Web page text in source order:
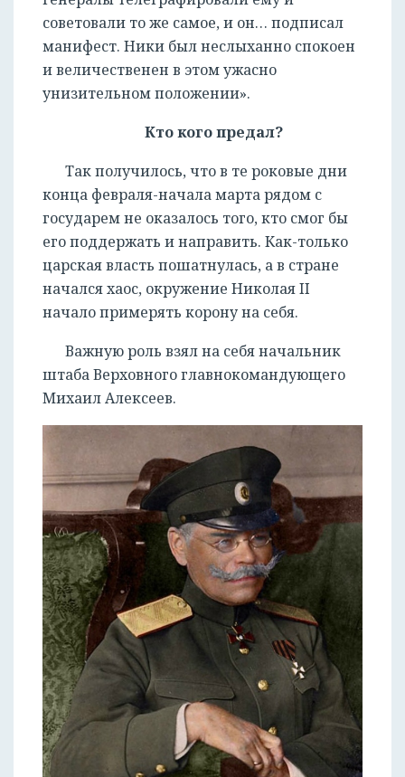
советовали то же самое, и он… подписал
манифест. Ники был неслыханно спокоен
и величественен в этом ужасно
унизительном положении».
Кто кого предал?
Так получилось, что в те роковые дни
конца февраля-начала марта рядом с
государем не оказалось того, кто смог бы
его поддержать и направить. Как-только
царская власть пошатнулась, а в стране
начался хаос, окружение Николая II
начало примерять корону на себя.
Важную роль взял на себя начальник
штаба Верховного главнокомандующего
Михаил Алексеев.